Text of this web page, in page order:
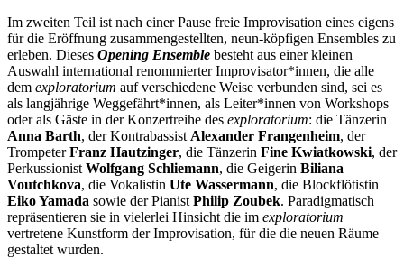
Im zweiten Teil ist nach einer Pause freie Improvisation eines eigens
für die Eröffnung zusammengestellten, neun-köpfigen Ensembles zu
erleben. Dieses Opening Ensemble besteht aus einer kleinen
Auswahl international renommierter Improvisator*innen, die alle
dem exploratorium auf verschiedene Weise verbunden sind, sei es
als langjährige Weggefährt*innen, als Leiter*innen von Workshops
oder als Gäste in der Konzertreihe des exploratorium: die Tänzerin
Anna Barth, der Kontrabassist Alexander Frangenheim, der
TrompeterFranz Hautzinger, die Tänzerin Fine Kwiatkowski, der
Perkussionist Wolfgang Schliemann, die Geigerin Biliana
Voutchkova, die Vokalistin Ute Wassermann, die Blockflötistin
Eiko Yamada sowie der Pianist Philip Zoubek. Paradigmatisch
repräsentieren sie in vielerlei Hinsicht die im exploratorium
vertretene Kunstform der Improvisation, für die die neuen Räume
gestaltet wurden.